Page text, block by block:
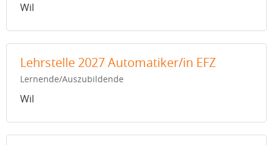
Wil
Lehrstelle 2027 Automatiker/in EFZ
Lernende/Auszubildende
Wil